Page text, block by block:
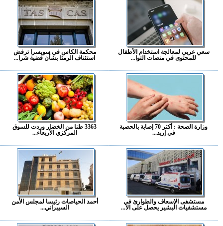
سعي عربي لمعالجة استخدام الأطفال
للمحتوى في منصات التوا...
محكمة الكاس في سويسرا ترفض
استئناف الرمثا بشأن قضية شرا...
وزارة الصحة : أكثر 70 إصابة بالحصبة
في إربد...
3363 طنا من الخضار وردت للسوق
المركزي الأربعاء...
مستشفى الإسعاف والطوارئ في
مستشفيات البشير يحصل على الا...
أحمد الحياصات رئيسا لمجلس الأمن
السيبراني...